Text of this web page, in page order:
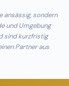
ansässig, sondern
und Umgebung
sind kurzfristig
Partner aus